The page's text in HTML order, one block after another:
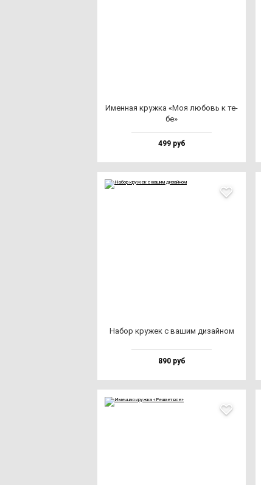
Имен­ная круж­ка «Моя лю­бовь к те­
бе»
499 руб
Набор кру­жек с ва­шим ди­зай­ном
890 руб